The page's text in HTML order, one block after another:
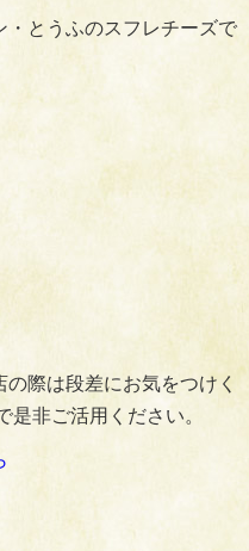
・とうふのスフレチーズで
際は段差にお気をつけく
非ご活用ください。